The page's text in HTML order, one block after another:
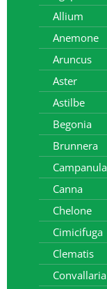
Allium
Anemone
Aruncus
Aster
Astilbe
Begonia
Brunnera
Campanula
Canna
Chelone
Cimicifuga
Clematis
Convallaria